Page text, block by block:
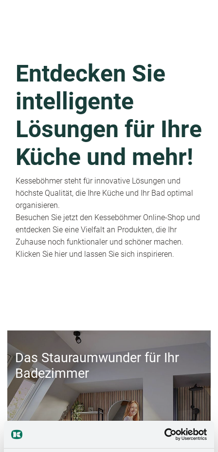
Entdecken Sie
intelligente
Lösungen für Ihre
Küche und mehr!
Kesseböhmer steht für innovative Lösungen und
höchste Qualität, die Ihre Küche und Ihr Bad optimal
organisieren.
Besuchen Sie jetzt den Kesseböhmer Online-Shop und
entdecken Sie eine Vielfalt an Produkten, die Ihr
Zuhause noch funktionaler und schöner machen.
Klicken Sie hier und lassen Sie sich inspirieren.
Das Stauraumwunder für Ihr
Badezimmer